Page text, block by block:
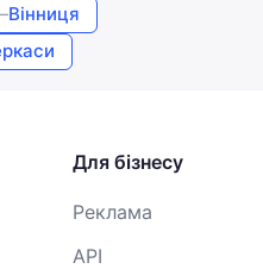
Вінниця
Для бізнесу
Реклама
API